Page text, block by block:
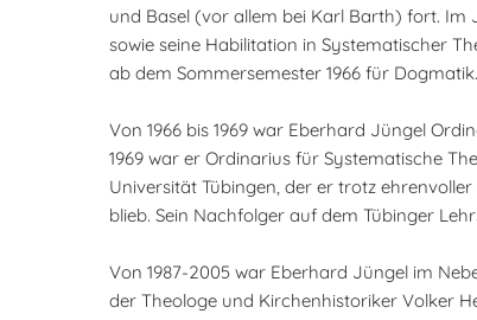
und Basel (vor allem bei Karl Barth) fort. Im
sowie seine Habilitation in Systematischer
ab dem Sommersemester 1966 für Dogmatik.
Von 1966 bis 1969 war Eberhard Jüngel
1969 war er Ordinarius für Systematische
Universität Tübingen, der er trotz
blieb. Sein Nachfolger auf dem Tübinger
Von 1987-2005 war Eberhard Jüngel im
der Theologe und Kirchenhistoriker Volker